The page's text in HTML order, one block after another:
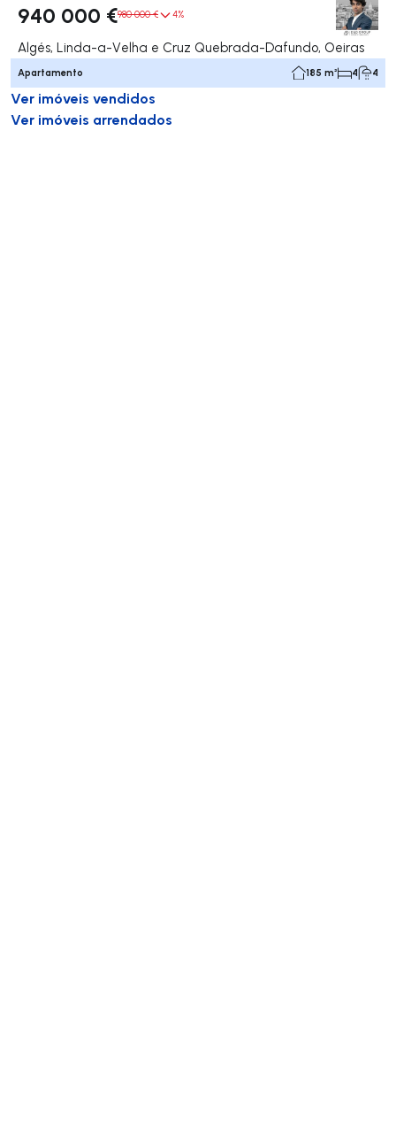
940 000 €980 000 € 4%
Algés, Linda-a-Velha e Cruz Quebrada-Dafundo, Oeiras
Apartamento 185 m² 4 4
Ver imóveis vendidos
Ver imóveis arrendados